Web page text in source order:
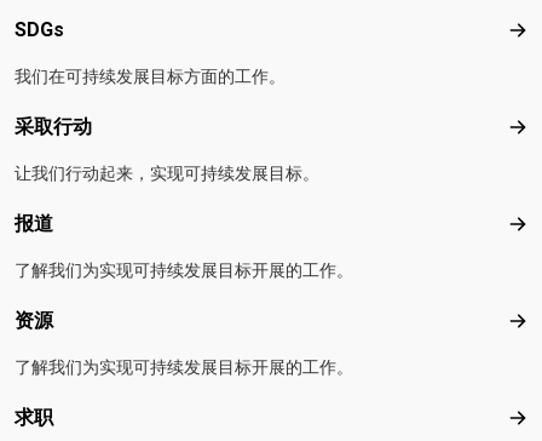
SDGs
我们在可持续发展目标方面的工作。
采取行动 采
让我们行动起来，实现可持续发展目标。
报道 报
了解我们为实现可持续发展目标开展的工作。
资源 资
了解我们为实现可持续发展目标开展的工作。
求职 求